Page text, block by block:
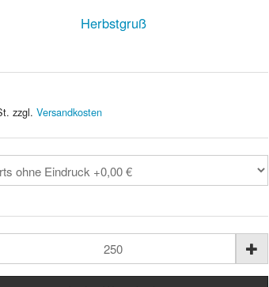
Herbstgruß
zzgl. Versandkosten